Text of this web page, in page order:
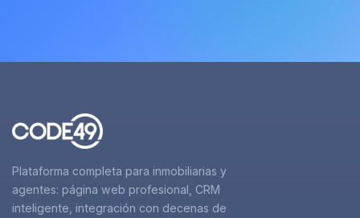
Plataforma completa para inmobiliarias y
agentes: página web profesional, CRM
inteligente, integración con decenas de